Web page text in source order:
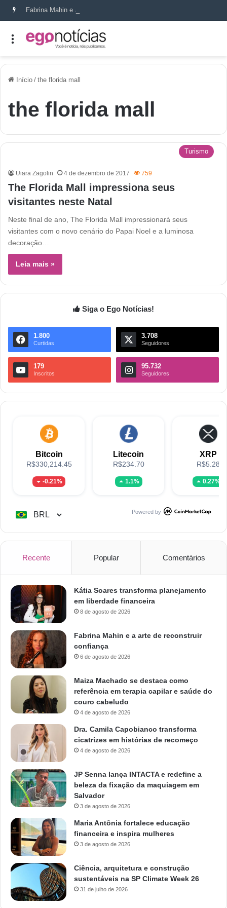
Fabrina Mahin e a arte de reconstruir confiança
Início / the florida mall
the florida mall
Turismo
Uiara Zagolin 4 de dezembro de 2017 759
The Florida Mall impressiona seus
visitantes neste Natal
Neste final de ano, The Florida Mall impressionará seus
visitantes com o novo cenário do Papai Noel e a luminosa
decoração…
Leia mais »
Siga o Ego Notícias!
1.800
Curtidas
3.708
Seguidores
179
Inscritos
95.732
Seguidores
Bitcoin
R$330,214.45
-0.21%
Litecoin
R$234.70
1.1%
XRP
R$5.28
0.27%
Powered by
Recente Popular Comentários
Kátia Soares transforma planejamento
em liberdade financeira
8 de agosto de 2026
Fabrina Mahin e a arte de reconstruir
confiança
6 de agosto de 2026
Maiza Machado se destaca como
referência em terapia capilar e saúde do
couro cabeludo
4 de agosto de 2026
Dra. Camila Capobianco transforma
cicatrizes em histórias de recomeço
4 de agosto de 2026
JP Senna lança INTACTA e redefine a
beleza da fixação da maquiagem em
Salvador
3 de agosto de 2026
Maria Antônia fortalece educação
financeira e inspira mulheres
3 de agosto de 2026
Ciência, arquitetura e construção
sustentáveis na SP Climate Week 26
31 de julho de 2026